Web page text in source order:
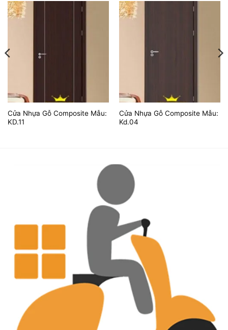
Cửa Nhựa Gỗ Composite Mẫu:
KD.11
Cửa Nhựa Gỗ Composite Mẫu:
Kd.04